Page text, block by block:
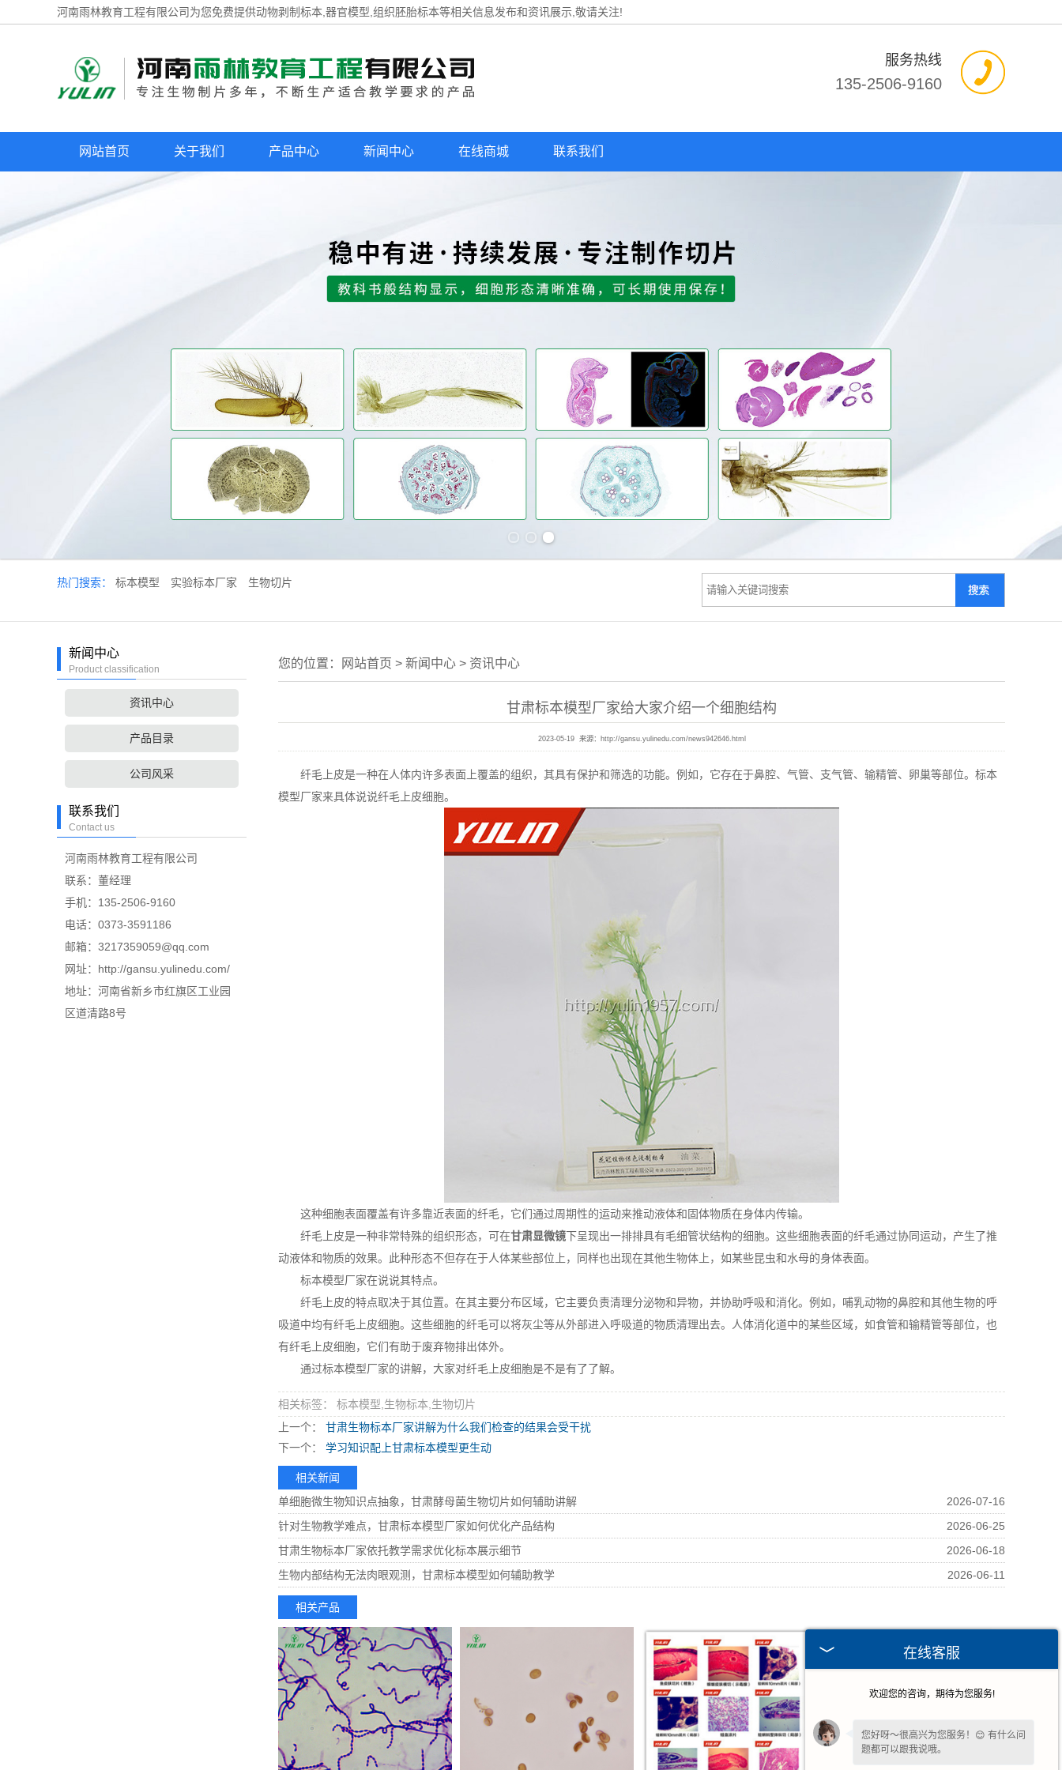
河南雨林教育工程有限公司为您免费提供动物剥制标本 ,器官模型,组织胚胎标本等相关信息发布和资讯展示,敬请关注!
服务热线
135-2506-9160
网站首页 关于我们 产品中心 新闻中心 在线商城 联系我们
热门搜索： 标本模型 实验标本厂家 生物切片
新闻中心
Product classification
资讯中心
产品目录
公司风采
联系我们
Contact us
河南雨林教育工程有限公司
联系：董经理
手机：135-2506-9160
电话：0373-3591186
邮箱：3217359059@qq.com
网址：http://gansu.yulinedu.com/
地址：河南省新乡市红旗区工业园
区道清路8号
您的位置： 网站首页 > 新闻中心 > 资讯中心
甘肃标本模型厂家给大家介绍一个细胞结构
2023-05-19 来源： http://gansu.yulinedu.com/news942646.html
纤毛上皮是一种在人体内许多表面上覆盖的组织，其具有保护和筛选的功能。例如，它存在于鼻腔、气管、支气管、输精管、卵巢等部位。标本
模型厂家来具体说说纤毛上皮细胞。
这种细胞表面覆盖有许多靠近表面的纤毛，它们通过周期性的运动来推动液体和固体物质在身体内传输。
纤毛上皮是一种非常特殊的组织形态，可在甘肃显微镜下呈现出一排排具有毛细管状结构的细胞。这些细胞表面的纤毛通过协同运动，产生了推
动液体和物质的效果。此种形态不但存在于人体某些部位上，同样也出现在其他生物体上，如某些昆虫和水母的身体表面。
标本模型厂家在说说其特点。
纤毛上皮的特点取决于其位置。在其主要分布区域，它主要负责清理分泌物和异物，并协助呼吸和消化。例如，哺乳动物的鼻腔和其他生物的呼
吸道中均有纤毛上皮细胞。这些细胞的纤毛可以将灰尘等从外部进入呼吸道的物质清理出去。人体消化道中的某些区域，如食管和输精管等部位，也
有纤毛上皮细胞，它们有助于废弃物排出体外。
通过标本模型厂家的讲解，大家对纤毛上皮细胞是不是有了了解。
相关标签： 标本模型,生物标本,生物切片
上一个：
甘肃生物标本厂家讲解为什么我们检查的结果会受干扰
下一个：
学习知识配上甘肃标本模型更生动
相关新闻
单细胞微生物知识点抽象，甘肃酵母菌生物切片如何辅助讲解
2026-07-16
针对生物教学难点，甘肃标本模型厂家如何优化产品结构
2026-06-25
甘肃生物标本厂家依托教学需求优化标本展示细节
2026-06-18
生物内部结构无法肉眼观测，甘肃标本模型如何辅助教学
2026-06-11
相关产品
在线客服
欢迎您的咨询，期待为您服务!
您好呀～很高兴为您服务！😊 有什么问
题都可以跟我说哦。